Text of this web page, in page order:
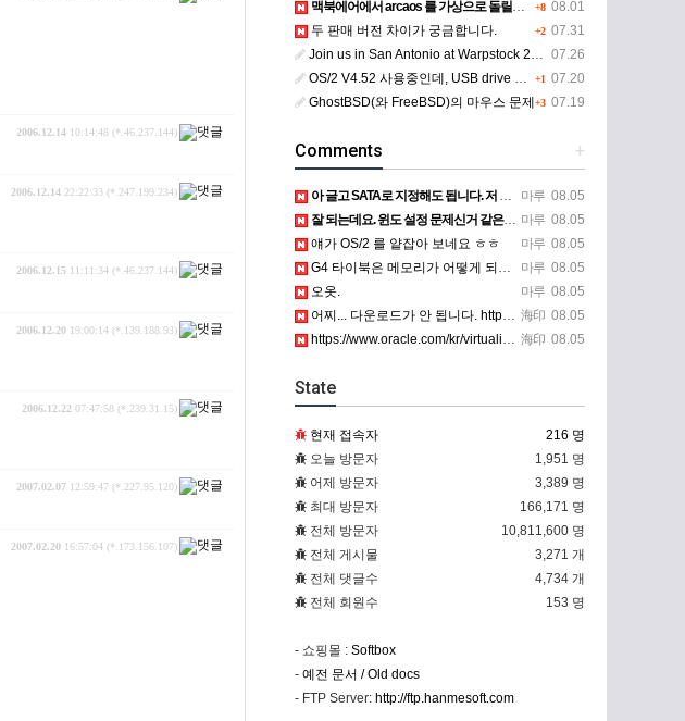
2006.12.1410:14:48 (*.46.237.144)
2006.12.1422:22:33 (*.247.199.234)
2006.12.1511:11:34 (*.46.237.144)
2006.12.2019:00:14 (*.139.188.93)
2006.12.22 07:47:58 (*.239.31.15)
2007.02.0712:59:47 (*.227.95.120)
2007.02.2016:57:04 (*.173.156.107)
+8 08.01
맥북에어에서 arcaos 를 가상으로 돌릴려면 어떻게 해야 하는 지요?
+2 07.31
두 판매 버전 차이가 궁금합니다.
07.26
Join us in San Antonio at Warpstock 2026
+1 07.20
OS/2 V4.52 사용중인데, USB drive 사용 가능한지요?
+3 07.19
GhostBSD(와 FreeBSD)의 마우스 문제
+
Comments
마루 08.05
아 글고 SATA로 지정해도 됩니다. 저 글 진짜 이상하네요. 옛날꺼 퍼와서 그런거 같은데요.
마루 08.05
잘 되는데요. 윈도 설정 문제신거 같은데. 크롬 브라우저나 파폭으로 해 보세요
마루 08.05
얘가 OS/2 를 얕잡아 보네요 ㅎㅎ
마루 08.05
G4 타이북은 메모리가 어떻게 되나요?
마루 08.05
오옷.
海印 08.05
어찌... 다운로드가 안 됩니다. https://www.oracle.com/kr/virtualization/…
海印 08.05
https://www.oracle.com/kr/virtualization/technologies/vm/dow…
State
현재 접속자
216 명
오늘 방문자
1,951 명
어제 방문자
3,389 명
최대 방문자
166,171 명
전체 방문자
10,811,600 명
전체 게시물
3,271 개
전체 댓글수
4,734 개
전체 회원수
153 명
- 쇼핑몰 : Softbox
- 예전 문서 / Old docs
- FTP Server: http://ftp.hanmesoft.com